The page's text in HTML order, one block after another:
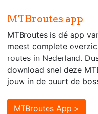
MTBroutes app
MTBroutes is dé app
meest complete
routes in Nederland.
download snel deze
jouw in de buurt de
MTBroutes App >